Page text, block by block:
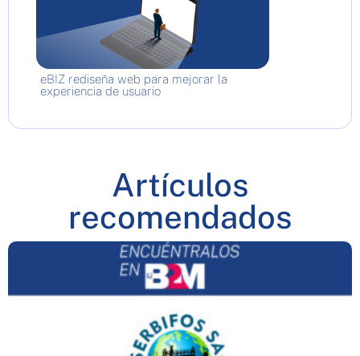
eBIZ rediseña web para mejorar la
experiencia de usuario
Artículos
recomendados